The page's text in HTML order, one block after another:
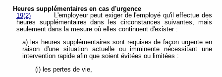
Heures supplémentaires en cas d'urgence
19(2)
L'employeur peut exiger de l'employé qu'il effectue des
heures supplémentaires dans les circonstances suivantes, mais
seulement dans la mesure où elles continuent d'exister :
a) les heures supplémentaires sont requises de façon urgente en
raison d'une situation actuelle ou imminente nécessitant une
intervention rapide afin que soient évitées ou limitées :
(i) les pertes de vie,